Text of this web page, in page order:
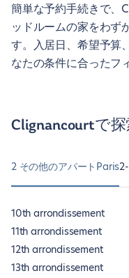
簡単な予約手続きで
ッドルームの家をわず
す。入居日、希望予算
なたの条件に合ったフ
Clignancourtで
2 その他のアパートParis
10th arrondissement
11th arrondissement
12th arrondissement
13th arrondissement